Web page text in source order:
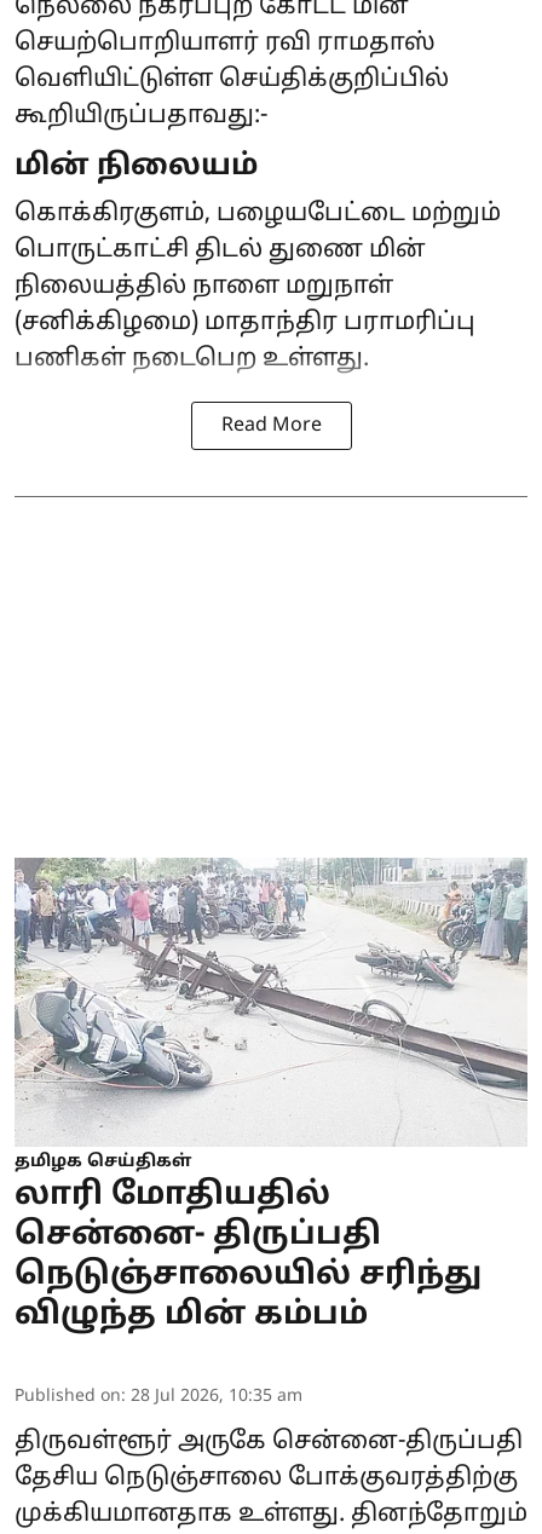
நெல்லை நகர்ப்புற கோட்ட மின்
செயற்பொறியாளர் ரவி ராமதாஸ்
வெளியிட்டுள்ள செய்திக்குறிப்பில்
கூறியிருப்பதாவது:-
மின் நிலையம்
கொக்கிரகுளம், பழையபேட்டை மற்றும்
பொருட்காட்சி திடல் துணை மின்
நிலையத்தில் நாளை மறுநாள்
(சனிக்கிழமை) மாதாந்திர பராமரிப்பு
பணிகள் நடைபெற உள்ளது.
Read More
தமிழக செய்திகள்
லாரி மோதியதில்
சென்னை- திருப்பதி
நெடுஞ்சாலையில் சரிந்து
விழுந்த மின் கம்பம்
Published on: 28 Jul 2026, 10:35 am
திருவள்ளூர் அருகே சென்னை-திருப்பதி
தேசிய நெடுஞ்சாலை போக்குவரத்திற்கு
முக்கியமானதாக உள்ளது. தினந்தோறும்